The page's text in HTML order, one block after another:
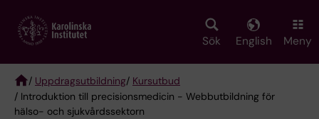
main
Sök English Meny
Breadcrumb
/ Uppdragsutbildning/ Kursutbud
/ Introduktion till precisionsmedicin - Webbutbildning för
hälso- och sjukvårdssektorn